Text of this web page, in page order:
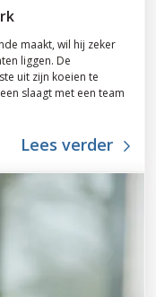
maakt, wil hij zeker
liggen. De
uit zijn koeien te
slaagt met een team
Lees verder